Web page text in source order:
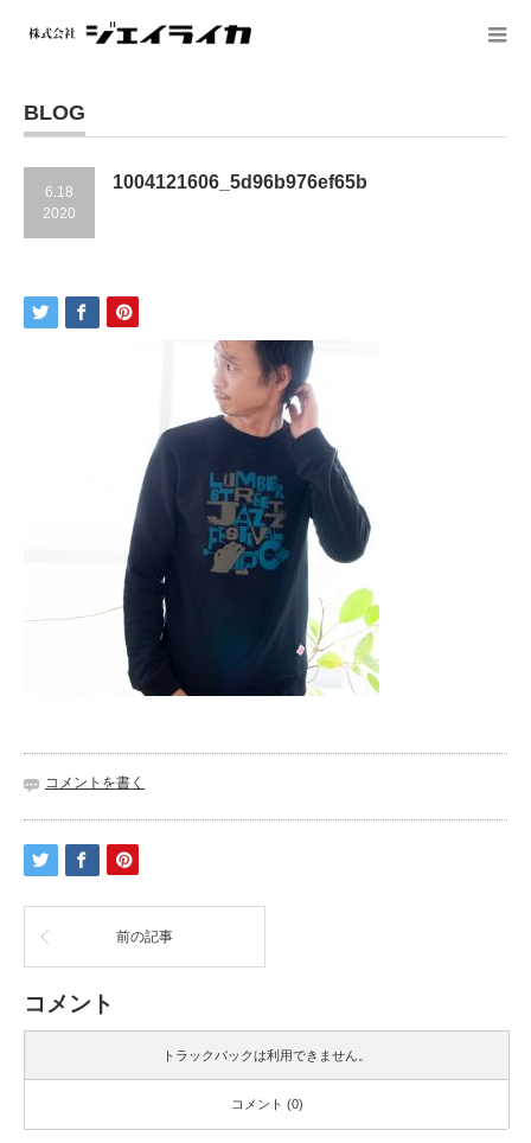
BLOG
6.18
2020
1004121606_5d96b976ef65b
コメントを書く
前の記事
コメント
トラックバックは利用できません。
コメント (0)